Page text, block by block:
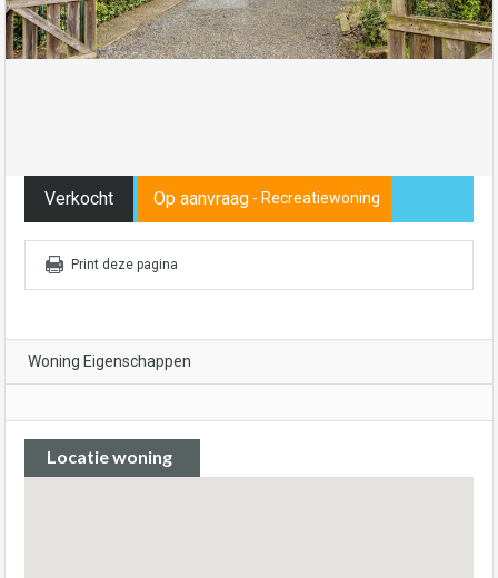
Verkocht Op aanvraag - Recreatiewoning
Print deze pagina
Woning Eigenschappen
Locatie woning